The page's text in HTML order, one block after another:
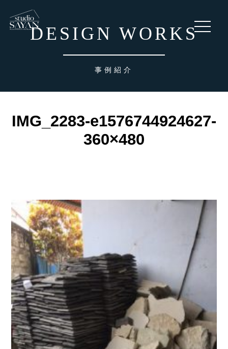
toggle
DESIGN WORKS
事例紹介
IMG_2283-e1576744924627-
360×480